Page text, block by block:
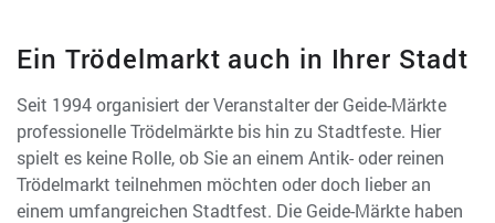
Ein Trödelmarkt auch in Ihrer Stadt
Seit 1994 organisiert der Veranstalter der Geide-Märkte
professionelle Trödelmärkte bis hin zu Stadtfeste. Hier
spielt es keine Rolle, ob Sie an einem Antik- oder reinen
Trödelmarkt teilnehmen möchten oder doch lieber an
einem umfangreichen Stadtfest. Die Geide-Märkte haben